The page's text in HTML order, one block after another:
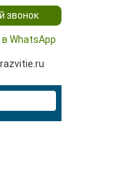
звонок
WhatsApp